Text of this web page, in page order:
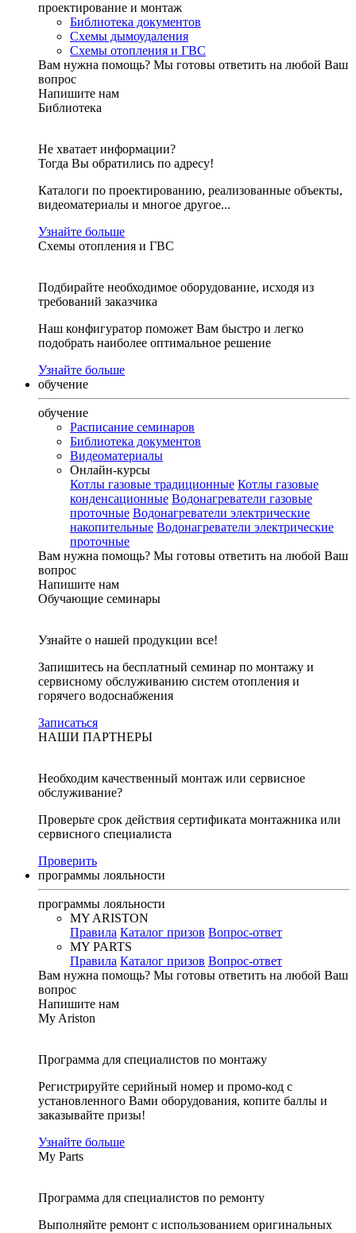
проектирование и монтаж
Библиотека документов
Схемы дымоудаления
Схемы отопления и ГВС
Вам нужна помощь? Мы готовы ответить на любой Ваш
вопрос
Напишите нам
Библиотека
Не хватает информации?
Тогда Вы обратились по адресу!
Каталоги по проектированию, реализованные объекты,
видеоматериалы и многое другое...
Узнайте больше
Схемы отопления и ГВС
Подбирайте необходимое оборудование, исходя из
требований заказчика
Наш конфигуратор поможет Вам быстро и легко
подобрать наиболее оптимальное решение
Узнайте больше
обучение
обучение
Расписание семинаров
Библиотека документов
Видеоматериалы
Онлайн-курсы
Котлы газовые традиционные Котлы газовые
конденсационные Водонагреватели газовые
проточные Водонагреватели электрические
накопительные Водонагреватели электрические
проточные
Вам нужна помощь? Мы готовы ответить на любой Ваш
вопрос
Напишите нам
Обучающие семинары
Узнайте о нашей продукции все!
Запишитесь на бесплатный семинар по монтажу и
сервисному обслуживанию систем отопления и
горячего водоснабжения
Записаться
НАШИ ПАРТНЕРЫ
Необходим качественный монтаж или сервисное
обслуживание?
Проверьте срок действия сертификата монтажника или
сервисного специалиста
Проверить
программы лояльности
программы лояльности
MY ARISTON
Правила Каталог призов Вопрос-ответ
MY PARTS
Правила Каталог призов Вопрос-ответ
Вам нужна помощь? Мы готовы ответить на любой Ваш
вопрос
Напишите нам
My Ariston
Программа для специалистов по монтажу
Регистрируйте серийный номер и промо-код с
установленного Вами оборудования, копите баллы и
заказывайте призы!
Узнайте больше
My Parts
Программа для специалистов по ремонту
Выполняйте ремонт с использованием оригинальных